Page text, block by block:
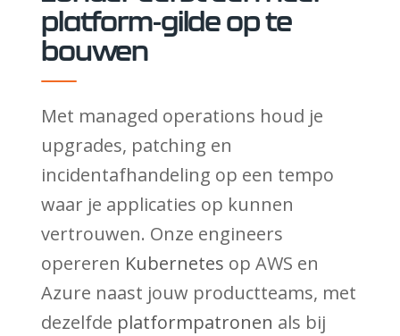
platform-gilde op te
bouwen
Met managed operations houd je
upgrades, patching en
incidentafhandeling op een tempo
waar je applicaties op kunnen
vertrouwen. Onze engineers
opereren Kubernetes op AWS en
Azure naast jouw productteams, met
dezelfde platformpatronen als bij